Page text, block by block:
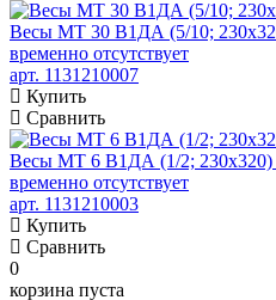
Весы МТ 30 В1ДА (5/10;
временно отсутствует
арт. 1131210007
Купить
Сравнить
Весы МТ 6 В1ДА (1/2; 230х320)
временно отсутствует
арт. 1131210003
Купить
Сравнить
0
корзина пуста